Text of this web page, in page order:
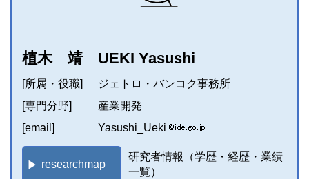
植木 靖 UEKI Yasushi
[所属・役職]
ジェトロ・バンコク事務所
[専門分野]
産業開発
[email]
Yasushi_Ueki
researchmap
研究者情報（学歴・経歴・業績
一覧）